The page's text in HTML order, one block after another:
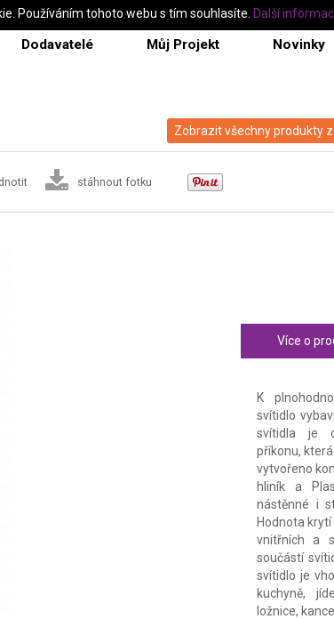
Dodavatelé Můj Projekt Novinky
Zobrazit všechny produkty
stáhnout fotku
Více o
K
svítidlo
svítidla je
příkonu,
vytvořeno
hliník a
nástěnné i
Hodnota
vnitřních a
součástí
svítidlo je
kuchyně,
ložnice,
Používáním tohoto webu s tím souhlasíte. Další